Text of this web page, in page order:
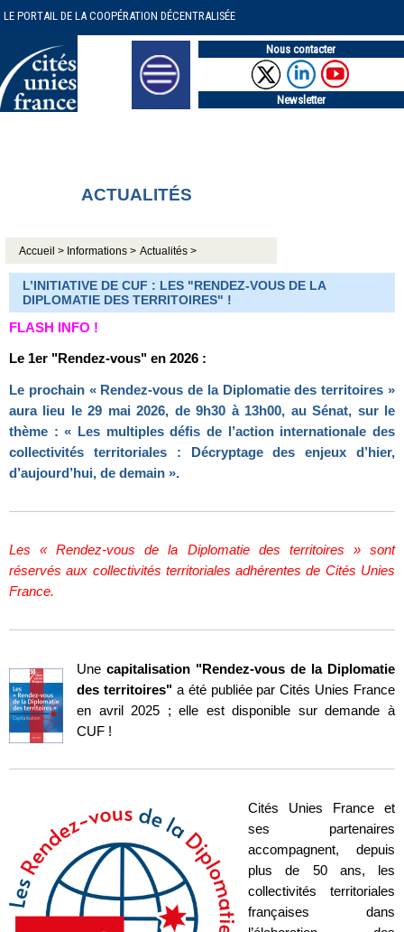
LE PORTAIL DE LA COOPÉRATION DÉCENTRALISÉE
Nous contacter
Newsletter
ACTUALITÉS
Accueil > Informations > Actualités >
L’INITIATIVE DE CUF : LES "RENDEZ-VOUS DE LA
DIPLOMATIE DES TERRITOIRES" !
FLASH INFO !
Le 1er "Rendez-vous" en 2026 :
Le prochain « Rendez-vous de la Diplomatie des territoires »
aura lieu le 29 mai 2026, de 9h30 à 13h00, au Sénat, sur le
thème :« Les multiples défis de l’action internationale des
collectivités territoriales : Décryptage des enjeux d’hier,
d’aujourd’hui, de demain ».
Les « Rendez-vous de la Diplomatie des territoires » sont
réservés aux collectivités territoriales adhérentes de Cités Unies
France.
Une capitalisation "Rendez-vous de la Diplomatie
des territoires" a été publiée par Cités Unies France
en avril 2025 ; elle est disponible sur demande à
CUF !
Cités Unies France et
ses partenaires
accompagnent, depuis
plus de 50 ans, les
collectivités territoriales
françaises dans